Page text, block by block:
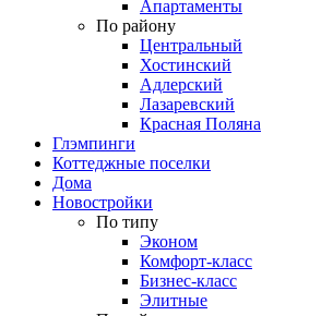
Апартаменты
По району
Центральный
Хостинский
Адлерский
Лазаревский
Красная Поляна
Глэмпинги
Коттеджные поселки
Дома
Новостройки
По типу
Эконом
Комфорт-класс
Бизнес-класс
Элитные